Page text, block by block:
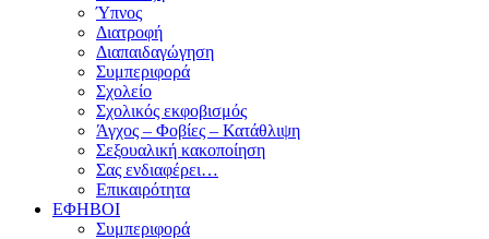
Ύπνος
Διατροφή
Διαπαιδαγώγηση
Συμπεριφορά
Σχολείο
Σχολικός εκφοβισμός
Άγχος – Φοβίες – Κατάθλιψη
Σεξουαλική κακοποίηση
Σας ενδιαφέρει…
Επικαιρότητα
ΕΦΗΒΟΙ
Συμπεριφορά